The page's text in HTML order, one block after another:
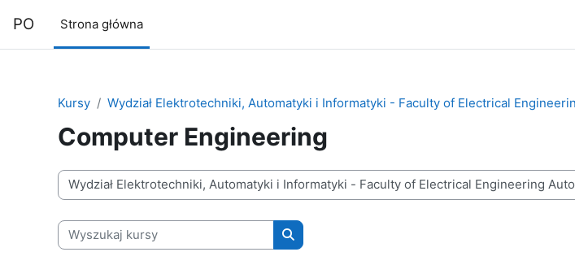
PO Strona główna
Kursy Wydział Elektrotechniki, Automatyki i Informatyki - Faculty of Electrical
Computer Engineering
Kategorie kursów
Wyszukaj kursy
Wyszukaj kursy